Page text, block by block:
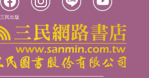
三民出版